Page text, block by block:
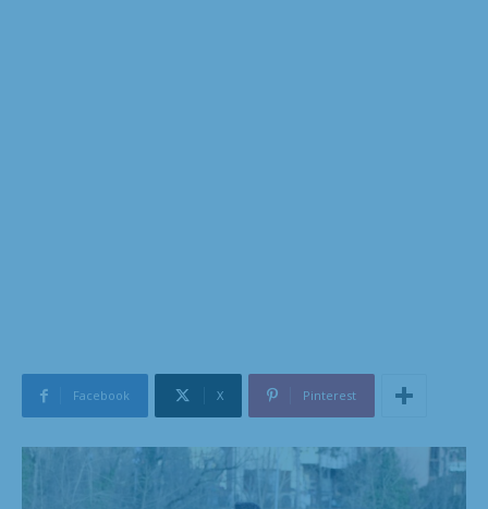
Facebook X Pinterest